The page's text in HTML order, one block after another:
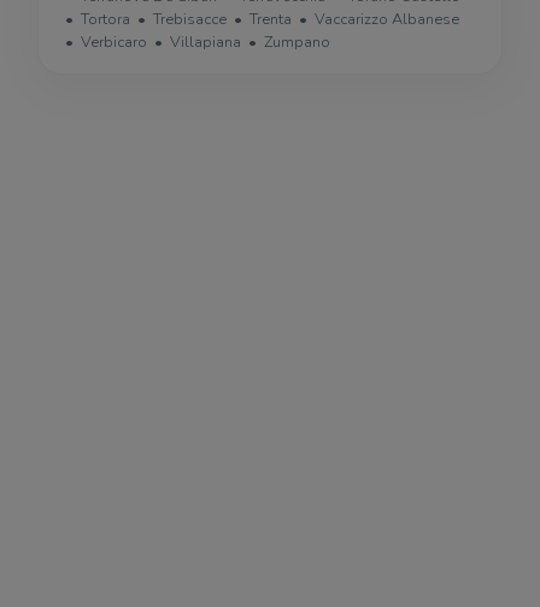
Tortora
Trebisacce Trenta
Vaccarizzo Albanese
Verbicaro
Villapiana Zumpano